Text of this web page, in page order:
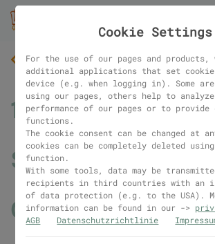
BACK
1:1 Website-Call
Sophie von
Couchlaunch (1x
Cookie Settings
For the use of our pages and products,
additional applications that set
device (e.g. when logging in). Some
using our pages, others help to
performance of our pages or to
functions.
The cookie consent can be changed at
cookies can be completely deleted
function.
With some tools, data may be
recipients in third countries with an
of data protection (e.g. to the USA).
information can be found in our ->
AGB
Datenschutzrichtlinie